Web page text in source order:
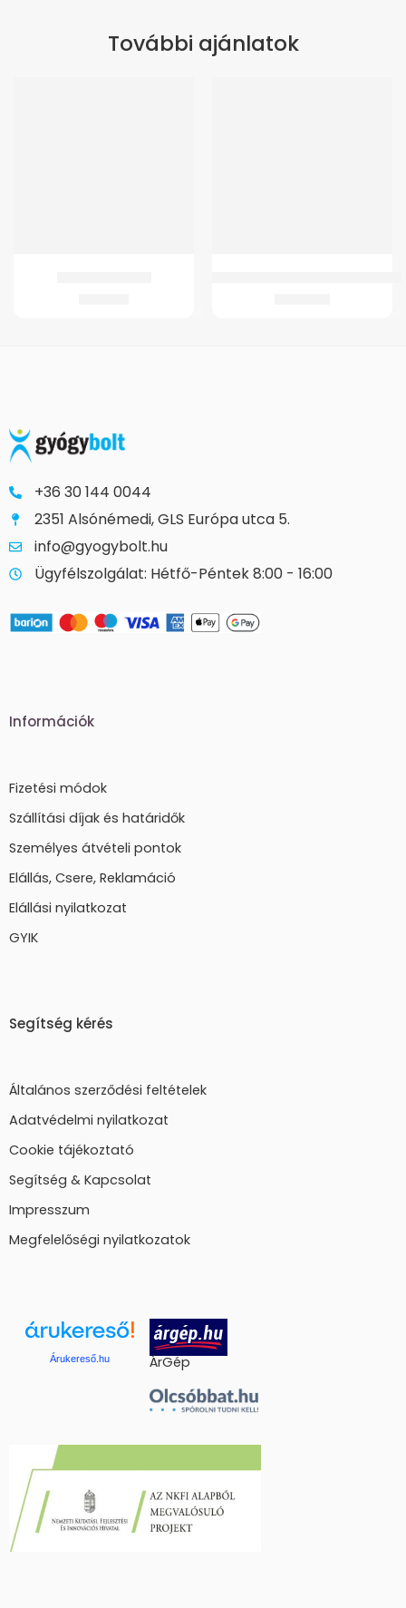
További ajánlatok
+36 30 144 0044
2351 Alsónémedi, GLS Európa utca 5.
info@gyogybolt.hu
Ügyfélszolgálat: Hétfő-Péntek 8:00 - 16:00
Információk
Fizetési módok
Szállítási díjak és határidők
Személyes átvételi pontok
Elállás, Csere, Reklamáció
Elállási nyilatkozat
GYIK
Segítség kérés
Általános szerződési feltételek
Adatvédelmi nyilatkozat
Cookie tájékoztató
Segítség & Kapcsolat
Impresszum
Megfelelőségi nyilatkozatok
Árukereső.hu ÁrGép